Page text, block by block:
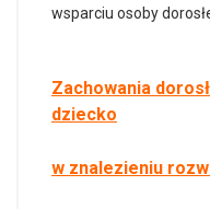
wsparciu osoby
Zachowania
dziecko
w znalezieniu